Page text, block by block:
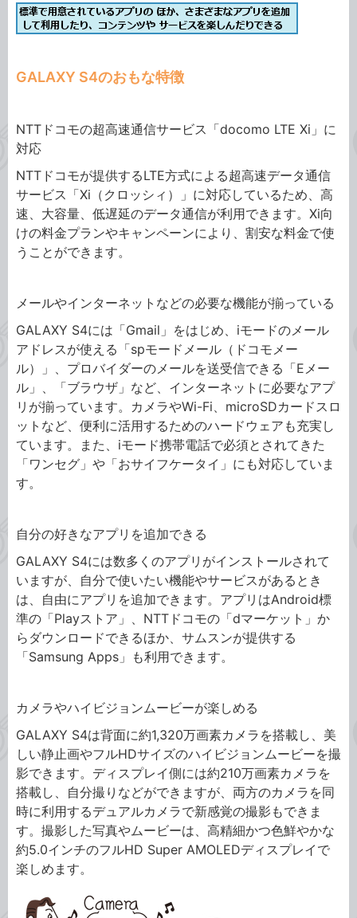
GALAXY S4のおもな特徴
NTTドコモの超高速通信サービス「docomo LTE Xi」に
対応
NTTドコモが提供するLTE方式による超高速データ通信
サービス「Xi（クロッシィ）」に対応しているため、高
速、大容量、低遅延のデータ通信が利用できます。Xi向
けの料金プランやキャンペーンにより、割安な料金で使
うことができます。
メールやインターネットなどの必要な機能が揃っている
GALAXY S4には「Gmail」をはじめ、iモードのメール
アドレスが使える「spモードメール（ドコモメー
ル）」、プロバイダーのメールを送受信できる「Eメー
ル」、「ブラウザ」など、インターネットに必要なアプ
リが揃っています。カメラやWi-Fi、microSDカードスロ
ットなど、便利に活用するためのハードウェアも充実し
ています。また、iモード携帯電話で必須とされてきた
「ワンセグ」や「おサイフケータイ」にも対応していま
す。
自分の好きなアプリを追加できる
GALAXY S4には数多くのアプリがインストールされて
いますが、自分で使いたい機能やサービスがあるとき
は、自由にアプリを追加できます。アプリはAndroid標
準の「Playストア」、NTTドコモの「dマーケット」か
らダウンロードできるほか、サムスンが提供する
「Samsung Apps」も利用できます。
カメラやハイビジョンムービーが楽しめる
GALAXY S4は背面に約1,320万画素カメラを搭載し、美
しい静止画やフルHDサイズのハイビジョンムービーを撮
影できます。ディスプレイ側には約210万画素カメラを
搭載し、自分撮りなどができますが、両方のカメラを同
時に利用するデュアルカメラで新感覚の撮影もできま
す。撮影した写真やムービーは、高精細かつ色鮮やかな
約5.0インチのフルHD Super AMOLEDディスプレイで
楽しめます。